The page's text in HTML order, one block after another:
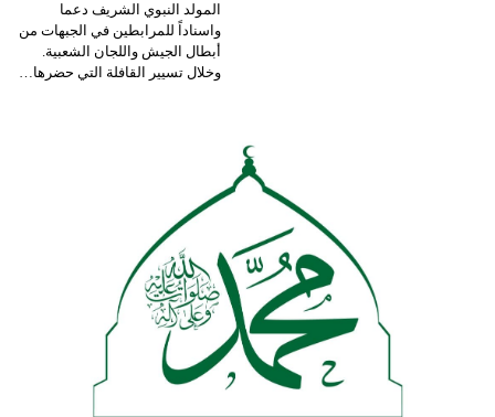
المولد النبوي الشريف دعما
واسناداً للمرابطين في الجبهات من
أبطال الجيش واللجان الشعبية.
وخلال تسيير القافلة التي حضرها…